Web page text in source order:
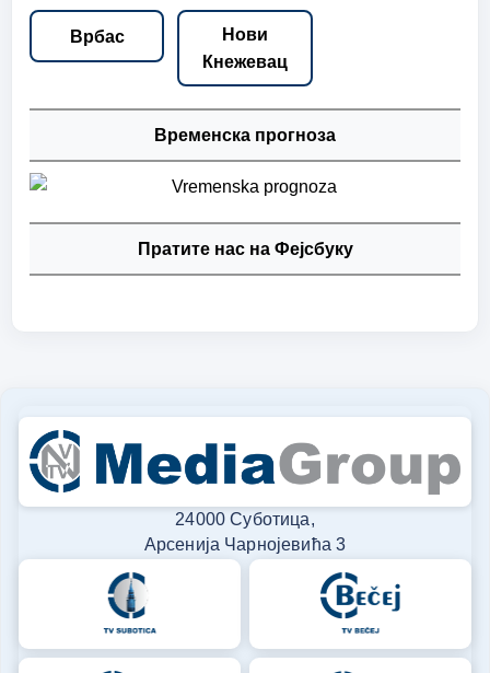
Врбас
Нови
Кнежевац
Временска прогноза
Пратите нас на Фејсбуку
24000 Суботица,
Арсенија Чарнојевића 3